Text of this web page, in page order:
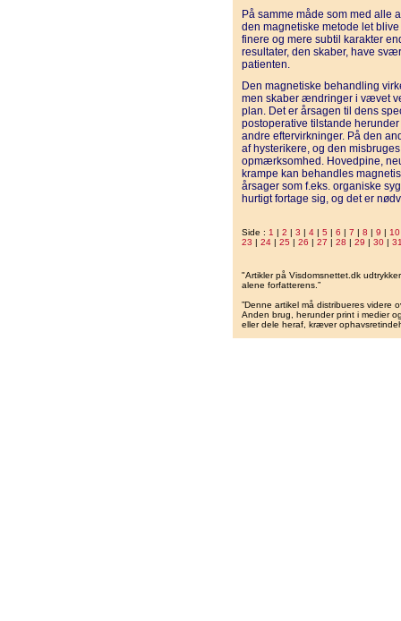
På samme måde som med alle
den magnetiske metode let
finere og mere subtil karakter
resultater, den skaber, have
patienten.
Den magnetiske behandling
men skaber ændringer i vævet
plan. Det er årsagen til dens
postoperative tilstande
andre eftervirkninger. På den
af hysterikere, og den
opmærksomhed. Hovedpine,
krampe kan behandles
årsager som f.eks. organiske
hurtigt fortage sig, og det er
Side : 1 | 2 | 3 | 4 | 5 | 6 | 7 | 8 | 9 | 10
23 | 24 | 25 | 26 | 27 | 28 | 29 | 30 |
"Artikler på Visdomsnettet.dk
alene forfatterens.”
”Denne artikel må distribueres videre
Anden brug, herunder print i medier
eller dele heraf, kræver